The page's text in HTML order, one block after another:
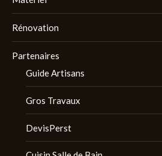
Rénovation
Partenaires
Guide Artisans
Gros Travaux
DevisPerst